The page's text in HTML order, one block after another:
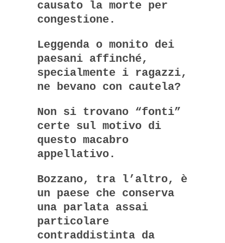
causato la morte per
congestione.
Leggenda o monito dei
paesani affinché,
specialmente i ragazzi,
ne bevano con cautela?
Non si trovano “fonti”
certe sul motivo di
questo macabro
appellativo.
Bozzano, tra l’altro, è
un paese che conserva
una parlata assai
particolare
contraddistinta da